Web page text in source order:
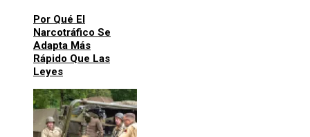
Por Qué El
Narcotráfico Se
Adapta Más
Rápido Que Las
Leyes